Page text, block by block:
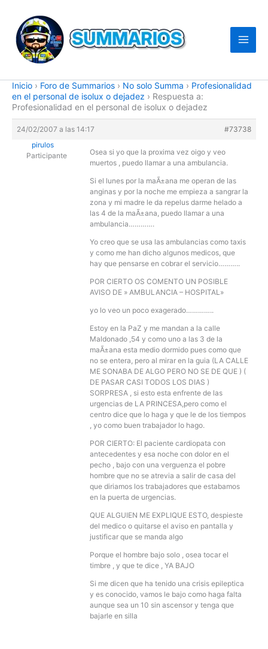
contenido
Inicio › Foro de Summarios › No solo Summa › Profesionalidad
en el personal de isolux o dejadez › Respuesta a:
Profesionalidad en el personal de isolux o dejadez
24/02/2007 a las 14:17
#73738
pirulos
Participante
Osea si yo que la proxima vez oigo y veo
muertos , puedo llamar a una ambulancia.
Si el lunes por la maÃ±ana me operan de las
anginas y por la noche me empieza a sangrar la
zona y mi madre le da repelus darme helado a
las 4 de la maÃ±ana, puedo llamar a una
ambulancia………….
Yo creo que se usa las ambulancias como taxis
y como me han dicho algunos medicos, que
hay que pensarse en cobrar el servicio………..
POR CIERTO OS COMENTO UN POSIBLE
AVISO DE » AMBULANCIA – HOSPITAL»
yo lo veo un poco exagerado…………..
Estoy en la PaZ y me mandan a la calle
Maldonado ,54 y como uno a las 3 de la
maÃ±ana esta medio dormido pues como que
no se entera, pero al mirar en la guia (LA CALLE
ME SONABA DE ALGO PERO NO SE DE QUE ) (
DE PASAR CASI TODOS LOS DIAS )
SORPRESA , si esto esta enfrente de las
urgencias de LA PRINCESA,pero como el
centro dice que lo haga y que le de los tiempos
, yo como buen trabajador lo hago.
POR CIERTO: El paciente cardiopata con
antecedentes y esa noche con dolor en el
pecho , bajo con una verguenza el pobre
hombre que no se atrevia a salir de casa del
que diriamos los trabajadores que estabamos
en la puerta de urgencias.
QUE ALGUIEN ME EXPLIQUE ESTO, despieste
del medico o quitarse el aviso en pantalla y
justificar que se manda algo
Porque el hombre bajo solo , osea tocar el
timbre , y que te dice , YA BAJO
Si me dicen que ha tenido una crisis epileptica
y es conocido, vamos le bajo como haga falta
aunque sea un 10 sin ascensor y tenga que
bajarle en silla